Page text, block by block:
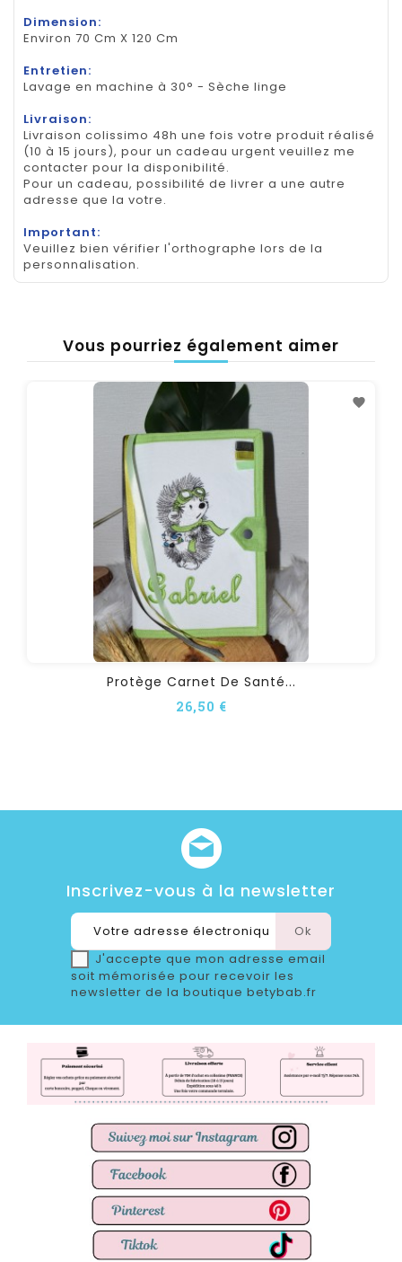
Dimension:
Environ 70 Cm X 120 Cm
Entretien:
Lavage en machine à 30° - Sèche linge
Livraison:
Livraison colissimo 48h une fois votre produit réalisé
(10 à 15 jours), pour un cadeau urgent veuillez me
contacter pour la disponibilité.
Pour un cadeau, possibilité de livrer a une autre
adresse que la votre.
Important:
Veuillez bien vérifier l'orthographe lors de la
personnalisation.
Vous pourriez également aimer
Protège Carnet De Santé...
26,50 €
Inscrivez-vous à la newsletter
J'accepte que mon adresse email
soit mémorisée pour recevoir les
newsletter de la boutique betybab.fr